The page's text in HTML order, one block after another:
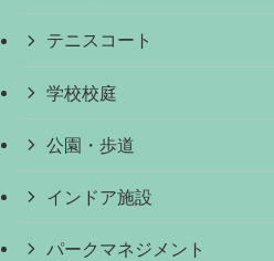
テニスコート
学校校庭
公園・歩道
インドア施設
パークマネジメント